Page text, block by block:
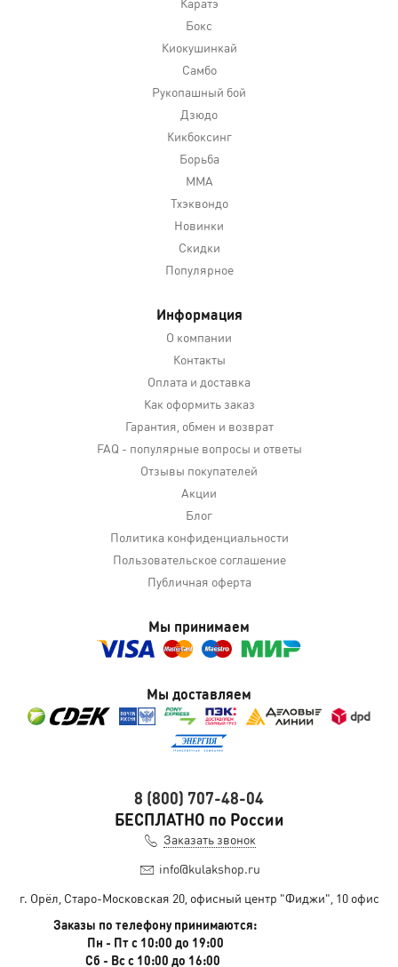
Бокс
Киокушинкай
Самбо
Рукопашный бой
Дзюдо
Кикбоксинг
Борьба
MMA
Тхэквондо
Новинки
Скидки
Популярное
Информация
О компании
Контакты
Оплата и доставка
Как оформить заказ
Гарантия, обмен и возврат
FAQ - популярные вопросы и ответы
Отзывы покупателей
Акции
Блог
Политика конфиденциальности
Пользовательское соглашение
Публичная оферта
Мы принимаем
Мы доставляем
8 (800) 707-48-04
БЕСПЛАТНО по России
Заказать звонок
info@kulakshop.ru
г. Орёл, Старо-Московская 20, офисный центр "Фиджи", 10 офис
Заказы по телефону принимаются:
Пн - Пт с 10:00 до 19:00
Сб - Вс с 10:00 до 16:00